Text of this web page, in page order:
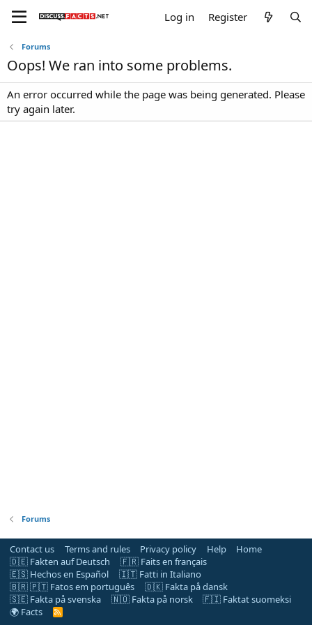
Log in Register
Forums
Oops! We ran into some problems.
An error occurred while the page was being generated. Please
try again later.
Forums
Contact us Terms and rules Privacy policy Help
Home
🇩🇪 Fakten auf Deutsch
🇫🇷 Faits en français
🇪🇸 Hechos en Español
🇮🇹 Fatti in Italiano
🇧🇷 🇵🇹 Fatos em português
🇩🇰 Fakta på dansk
🇸🇪 Fakta på svenska
🇳🇴 Fakta på norsk
🇫🇮 Faktat suomeksi
🌍 Facts
R